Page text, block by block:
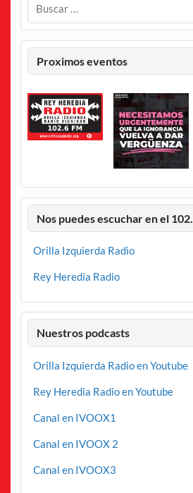
Proximos eventos
Nos puedes escuchar en el
Orilla Izquierda Radio
Rey Heredia Radio
Nuestros podcasts
Orilla Izquierda Radio en Youtube
Rey Heredia Radio en Youtube
Canal en IVOOX1
Canal en IVOOX 2
Canal en IVOOX3